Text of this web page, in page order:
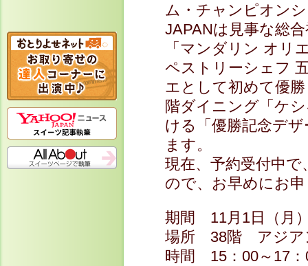
ム・チャンピオン
JAPANは見事な総
「マンダリン オリ
ペストリーシェフ
エとして初めて優
階ダイニング「ケ
ける「優勝記念デ
ます。
現在、予約受付中
ので、お早めにお
期間 11月1日（月
場所 38階 アジア
時間 15：00～17：